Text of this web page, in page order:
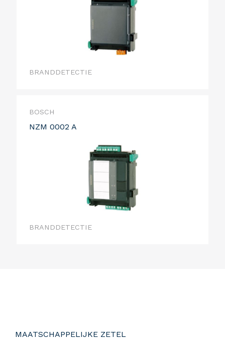
BRANDDETECTIE
BOSCH
NZM 0002 A
BRANDDETECTIE
MAATSCHAPPELIJKE ZETEL